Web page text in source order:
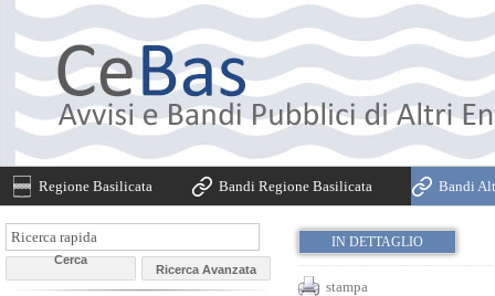
Regione Basilicata Bandi Regione Basilicata Bandi
IN DETTAGLIO
stampa